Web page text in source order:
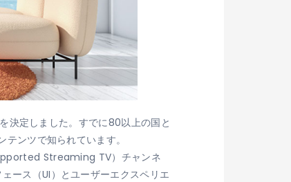
決定しました。すでに80以上の国と
ンツで知られています。
Streaming TV）チャンネ
ース（UI）とユーザーエクスペリエ